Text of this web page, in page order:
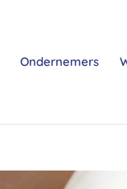
Ondernemers